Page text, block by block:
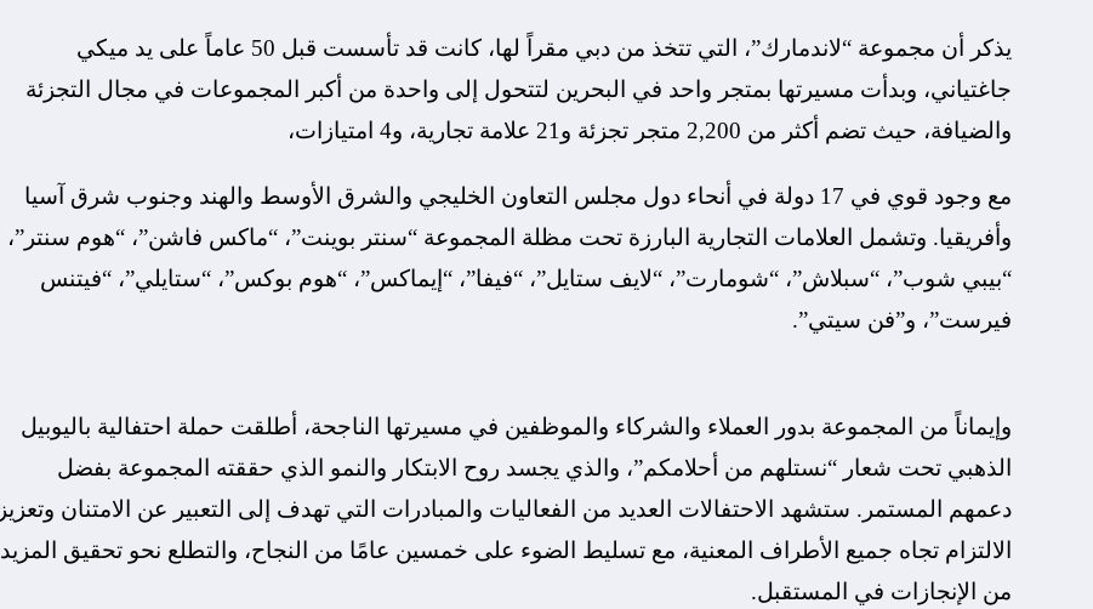
يذكر أن مجموعة “لاندمارك”، التي تتخذ من دبي مقراً لها، كانت قد تأسست قبل 50 عاماً على يد ميكي
جاغتياني، وبدأت مسيرتها بمتجر واحد في البحرين لتتحول إلى واحدة من أكبر المجموعات في مجال التجزئة
والضيافة، حيث تضم أكثر من 2,200 متجر تجزئة و21 علامة تجارية، و4 امتيازات،
مع وجود قوي في 17 دولة في أنحاء دول مجلس التعاون الخليجي والشرق الأوسط والهند وجنوب شرق آسيا
وأفريقيا. وتشمل العلامات التجارية البارزة تحت مظلة المجموعة “سنتر بوينت”، “ماكس فاشن”، “هوم سنتر”،
“بيبي شوب”، “سبلاش”، “شومارت”، “لايف ستايل”، “فيفا”، “إيماكس”، “هوم بوكس”، “ستايلي”، “فيتنس
فيرست”، و”فن سيتي”.
وإيماناً من المجموعة بدور العملاء والشركاء والموظفين في مسيرتها الناجحة، أطلقت حملة احتفالية باليوبيل
الذهبي تحت شعار “نستلهم من أحلامكم”، والذي يجسد روح الابتكار والنمو الذي حققته المجموعة بفضل
دعمهم المستمر. ستشهد الاحتفالات العديد من الفعاليات والمبادرات التي تهدف إلى التعبير عن الامتنان وتعزيز
الالتزام تجاه جميع الأطراف المعنية، مع تسليط الضوء على خمسين عامًا من النجاح، والتطلع نحو تحقيق المزيد
من الإنجازات في المستقبل.